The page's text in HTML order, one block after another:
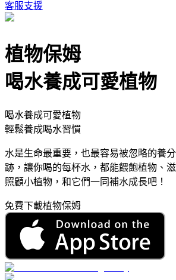
客服支援
植物保姆
喝水養成可愛植物
喝水養成可愛植物
輕鬆養成喝水習慣
水是生命最重要，也最容易被忽略的養
跡，讓你喝的每杯水，都能餵飽植物、
照顧小植物，和它們一同補水成長吧！
免費下載植物保姆